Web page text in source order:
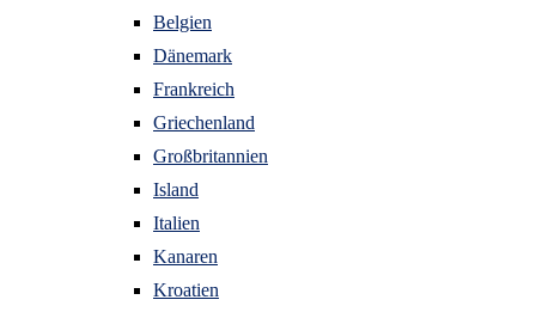
Belgien
Dänemark
Frankreich
Griechenland
Großbritannien
Island
Italien
Kanaren
Kroatien